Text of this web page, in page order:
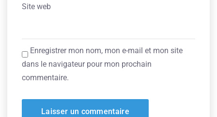
Site web
Enregistrer mon nom, mon e-mail et mon site
dans le navigateur pour mon prochain
commentaire.